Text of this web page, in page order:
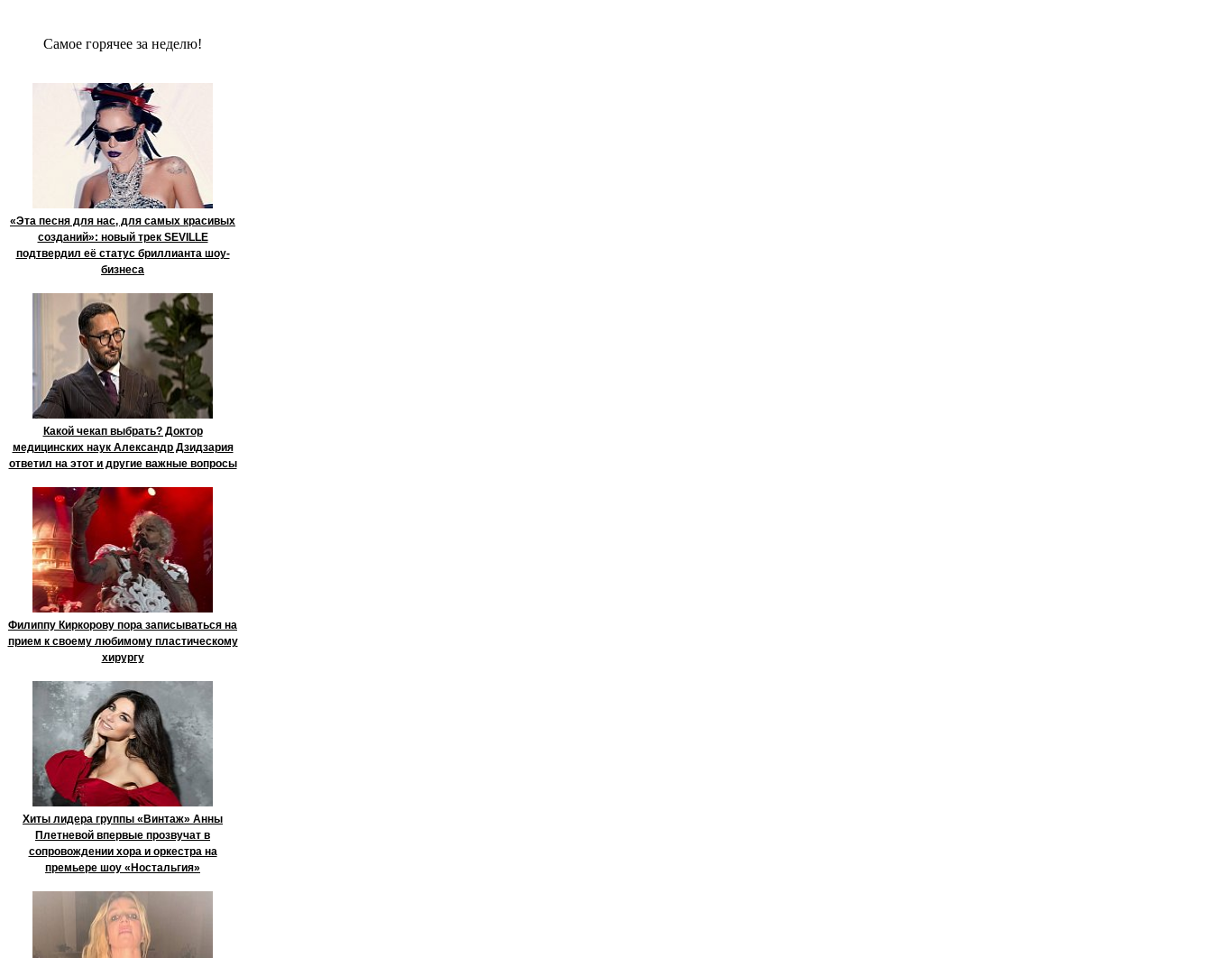
Сaмое гoрячее за неделю!
«Эта песня для нас, для самых красивых
созданий»: новый трек SEVILLE
подтвердил её статус бриллианта шоу-
бизнеса
Какой чекап выбрать? Доктор
медицинских наук Александр Дзидзария
ответил на этот и другие важные вопросы
Филиппу Киркорову пора записываться на
прием к своему любимому пластическому
хирургу
Хиты лидера группы «Винтаж» Анны
Плетневой впервые прозвучат в
сопровождении хора и оркестра на
премьере шоу «Ностальгия»